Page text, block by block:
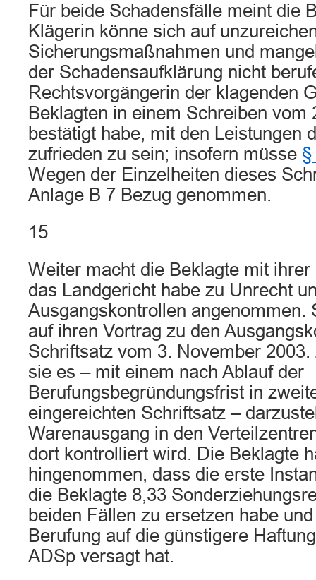
Für beide Schadensfälle meint die
Klägerin könne sich auf
Sicherungsmaßnahmen und
der Schadensaufklärung nicht
Rechtsvorgängerin der klagenden
Beklagten in einem Schreiben vom
bestätigt habe, mit den Leistungen
zufrieden zu sein; insofern müsse §
Wegen der Einzelheiten dieses
Anlage B 7 Bezug genommen.
15
Weiter macht die Beklagte mit ihrer
das Landgericht habe zu Unrecht
Ausgangskontrollen angenommen.
auf ihren Vortrag zu den
Schriftsatz vom 3. November
sie es – mit einem nach Ablauf der
Berufungsbegründungsfrist in
eingereichten Schriftsatz –
Warenausgang in den
dort kontrolliert wird. Die Beklagte
hingenommen, dass die erste
die Beklagte 8,33
beiden Fällen zu ersetzen habe
Berufung auf die günstigere
ADSp versagt hat.